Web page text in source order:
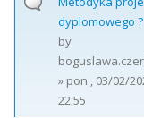
dyplomowego ?
by
» pon., 03/02/
22:55